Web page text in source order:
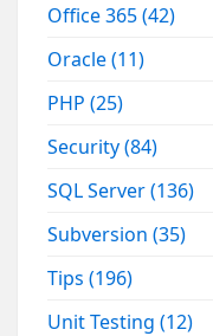
Office 365(42)
Oracle(11)
PHP(25)
Security(84)
SQL Server(136)
Subversion(35)
Tips(196)
Unit Testing(12)